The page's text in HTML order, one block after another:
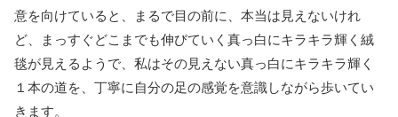
意を向けていると、まるで目の前に、本当は見えないけれ
ど、まっすぐどこまでも伸びていく真っ白にキラキラ輝く絨
毯が見えるようで、私はその見えない真っ白にキラキラ輝く
１本の道を、丁寧に自分の足の感覚を意識しながら歩いてい
きます。